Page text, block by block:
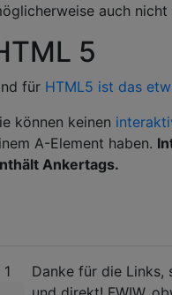
auch
5
für HTML5 ist das
können keinen
A-Element haben.
Ankertags.
1
Danke für die Links,